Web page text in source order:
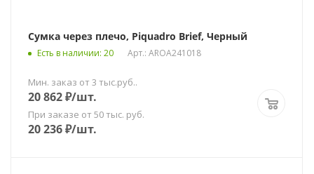
Сумка через плечо, Piquadro Brief, Черный
Есть в наличии: 20 Арт.: AROA241018
Мин. заказ от 3 тыс.руб..
20 862₽/шт.
При заказе от 50 тыс. руб.
20 236₽/шт.